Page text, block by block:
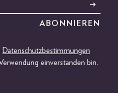
Datenschutzbestimmungen
einverstanden bin.